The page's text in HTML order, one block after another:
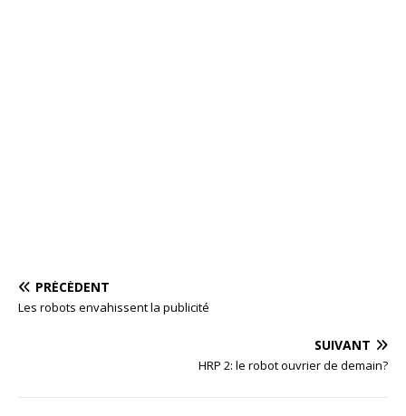
PRÉCÉDENT
Les robots envahissent la publicité
SUIVANT
HRP 2: le robot ouvrier de demain?